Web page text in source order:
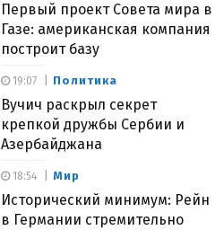
Первый проект Совета мира в
Газе: американская компания
построит базу
Политика
Вучич раскрыл секрет
крепкой дружбы Сербии и
Азербайджана
19:07
Мир
Исторический минимум: Рейн
в Германии стремительно
18:54